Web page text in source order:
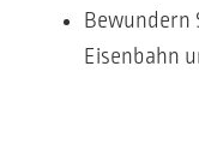
Bewundern
Eisenbahn